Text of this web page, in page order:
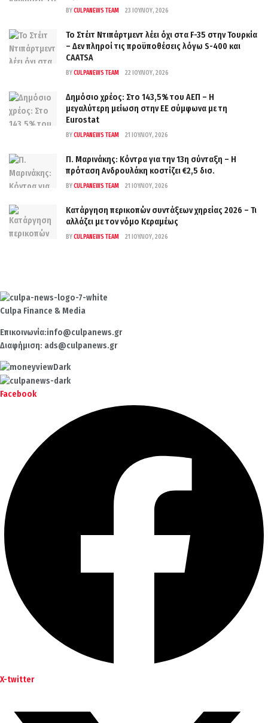
BYCULPANEWS TEAM 23 ΙΟΥΛΊΟΥ, 2026
Το Στέιτ Ντιπάρτμεντ λέει όχι στα F-35 στην Τουρκία
– Δεν πληροί τις προϋποθέσεις λόγω S-400 και
CAATSA
BYCULPANEWS TEAM 22 ΙΟΥΛΊΟΥ, 2026
Δημόσιο χρέος: Στο 143,5% του ΑΕΠ – Η
μεγαλύτερη μείωση στην ΕΕ σύμφωνα με τη
Eurostat
BYCULPANEWS TEAM 21 ΙΟΥΛΊΟΥ, 2026
Π. Μαρινάκης: Κόντρα για την 13η σύνταξη – Η
πρόταση Ανδρουλάκη κοστίζει €2,5 δισ.
BYCULPANEWS TEAM 21 ΙΟΥΛΊΟΥ, 2026
Κατάργηση περικοπών συντάξεων χηρείας 2026 – Τι
αλλάζει με τον νόμο Κεραμέως
BYCULPANEWS TEAM 21 ΙΟΥΛΊΟΥ, 2026
Culpa Finance & Media
Επικοινωνία:info@culpanews.gr
Διαφήμιση: ads@culpanews.gr
Facebook
X-twitter